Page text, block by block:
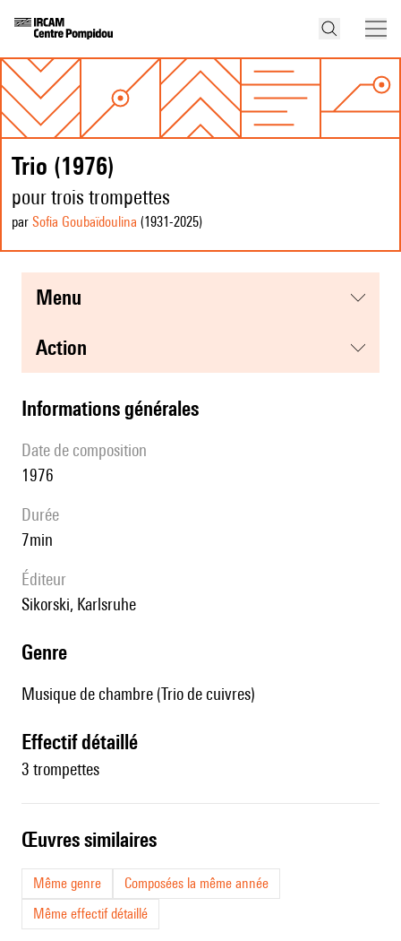
Trio (1976)
pour trois trompettes
par Sofia Goubaïdoulina (1931-2025)
menu
action
informations générales
date de composition
1976
durée
7min
éditeur
Sikorski, Karlsruhe
genre
Musique de chambre (Trio de cuivres)
effectif détaillé
3 trompettes
œuvres similaires
Même genre
Composées la même année
Même effectif détaillé